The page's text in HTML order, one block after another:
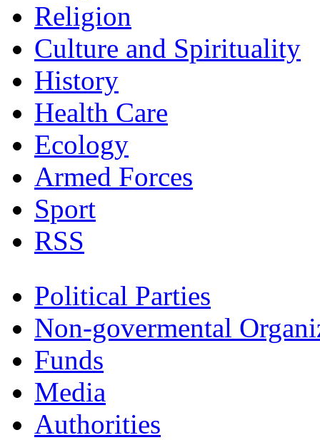
Religion
Culture and Spirituality
History
Health Care
Ecology
Armed Forces
Sport
RSS
Political Parties
Non-govermental
Funds
Мedia
Authorities